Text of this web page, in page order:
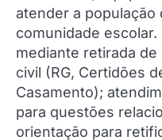
atender a população
comunidade
mediante retirada
civil (RG, Certidões
Casamento);
para questões
orientação para